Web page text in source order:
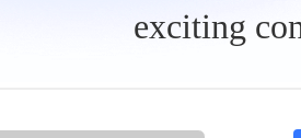
exciting